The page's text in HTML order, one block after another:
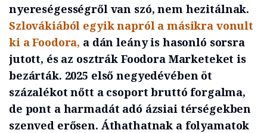
nyereségességről van szó, nem hezitálnak.
Szlovákiából egyik napról a másikra vonult
ki a Foodora, a dán leány is hasonló sorsra
jutott, és az osztrák Foodora Marketeket is
bezárták. 2025 első negyedévében öt
százalékot nőtt a csoport bruttó forgalma,
de pont a harmadát adó ázsiai térségekben
szenved erősen. Áthathatnak a folyamatok